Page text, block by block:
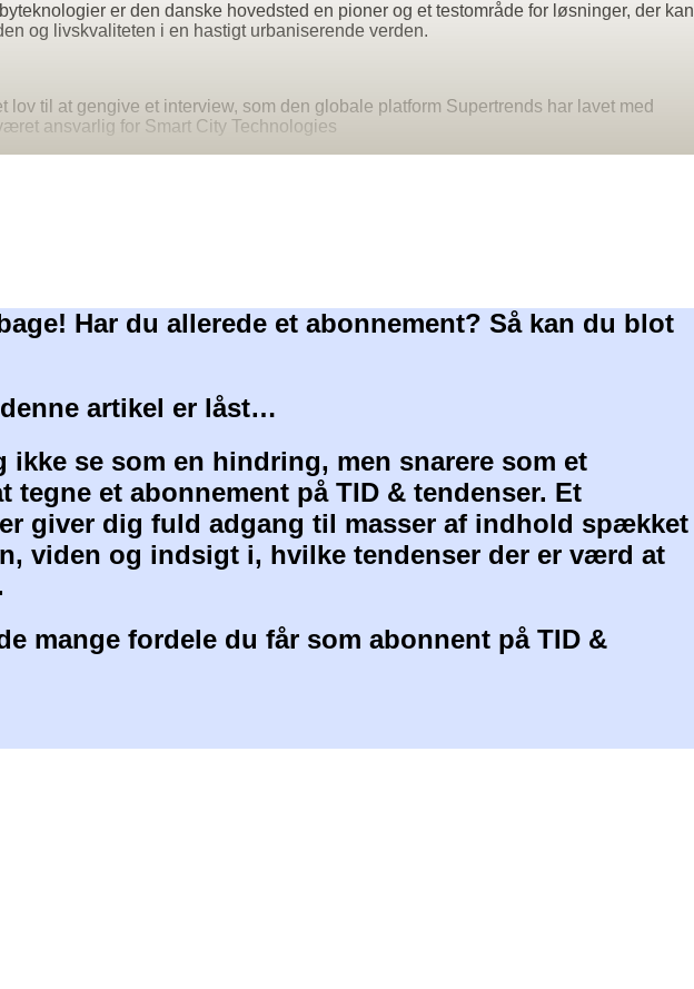
er den danske hovedsted en pioner og et testområde for løsninger, der kan
og livskvaliteten i en hastigt urbaniserende verden.
lov til at gengive et interview, som den globale platform Supertrends har lavet med
ansvarlig for Smart City Technologies
Har du allerede et abonnement? Så kan du blot
artikel er låst…
ikke se som en hindring, men snarere som et
tegne et abonnement på TID & tendenser. Et
giver dig fuld adgang til masser af indhold spækket
viden og indsigt i, hvilke tendenser der er værd at
mange fordele du får som abonnent på TID &